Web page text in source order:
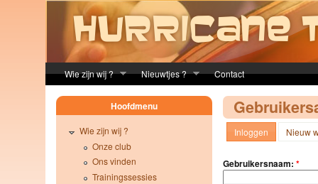
Wie zijn wij ? Nieuwtjes ? Contact
Inloggen Nieuw
Gebruikersnaam: *
Hoofdmenu
Wie zijn wij ?
Onze club
Ons vinden
Trainingssessies